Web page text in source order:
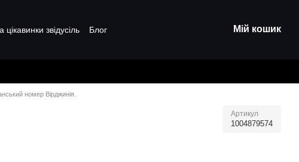
цікавинки звідусіль
Блог
Мій кошик
номер Вірджинія.
Артикул
1004879574